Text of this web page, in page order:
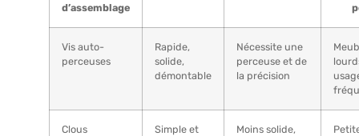
d’assemblage
Vis auto-
perceuses
Rapide,
solide,
démontable
Nécessite une
perceuse et de
la précision
Clous
Simple et
Moins solide,